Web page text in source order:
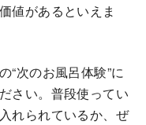
値があるといえま
“次のお風呂体験”に
さい。普段使ってい
れられているか、ぜ